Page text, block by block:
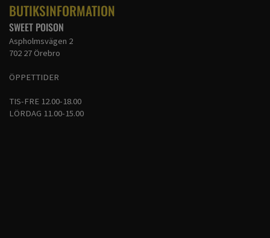
BUTIKSINFORMATION
SWEET POISON
Aspholmsvägen 2
702 27 Örebro
ÖPPETTIDER
TIS-FRE 12.00-18.00
LÖRDAG 11.00-15.00